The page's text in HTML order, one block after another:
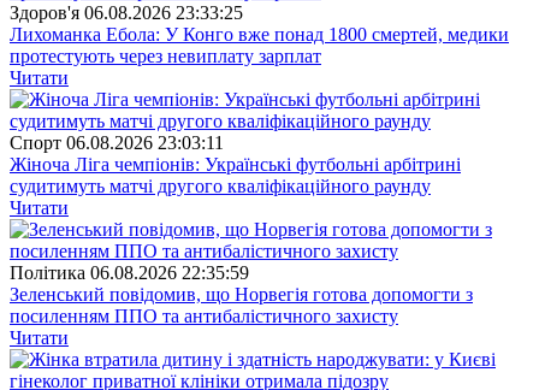
Здоров'я 06.08.2026 23:33:25
Лихоманка Ебола: У Конго вже понад 1800 смертей, медики
протестують через невиплату зарплат
Читати
Спорт 06.08.2026 23:03:11
Жіноча Ліга чемпіонів: Українські футбольні арбітрині
судитимуть матчі другого кваліфікаційного раунду
Читати
Полiтика 06.08.2026 22:35:59
Зеленський повідомив, що Норвегія готова допомогти з
посиленням ППО та антибалістичного захисту
Читати